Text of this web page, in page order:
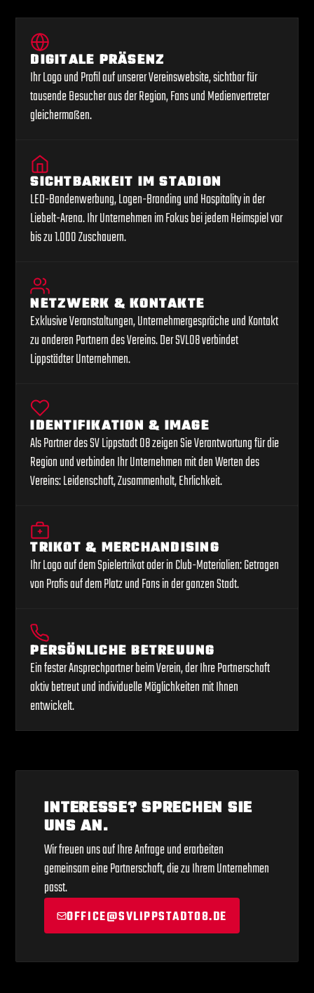
DIGITALE PRÄSENZ
Ihr Logo und Profil auf unserer Vereinswebsite, sichtbar für
tausende Besucher aus der Region, Fans und Medienvertreter
gleichermaßen.
SICHTBARKEIT IM STADION
LED-Bandenwerbung, Logen-Branding und Hospitality in der
Liebelt-Arena. Ihr Unternehmen im Fokus bei jedem Heimspiel vor
bis zu 1.000 Zuschauern.
NETZWERK & KONTAKTE
Exklusive Veranstaltungen, Unternehmergespräche und Kontakt
zu anderen Partnern des Vereins. Der SVL08 verbindet
Lippstädter Unternehmen.
IDENTIFIKATION & IMAGE
Als Partner des SV Lippstadt 08 zeigen Sie Verantwortung für die
Region und verbinden Ihr Unternehmen mit den Werten des
Vereins: Leidenschaft, Zusammenhalt, Ehrlichkeit.
TRIKOT & MERCHANDISING
Ihr Logo auf dem Spielertrikot oder in Club-Materialien: Getragen
von Profis auf dem Platz und Fans in der ganzen Stadt.
PERSÖNLICHE BETREUUNG
Ein fester Ansprechpartner beim Verein, der Ihre Partnerschaft
aktiv betreut und individuelle Möglichkeiten mit Ihnen
entwickelt.
INTERESSE? SPRECHEN SIE
UNS AN.
Wir freuen uns auf Ihre Anfrage und erarbeiten
gemeinsam eine Partnerschaft, die zu Ihrem Unternehmen
passt.
OFFICE@SVLIPPSTADT08.DE